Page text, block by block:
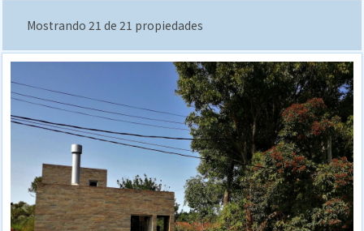
Mostrando 21 de 21 propiedades